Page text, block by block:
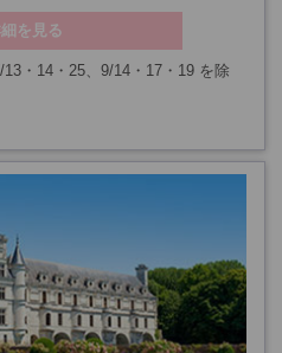
細を見る
・14・25、9/14・17・19 を除